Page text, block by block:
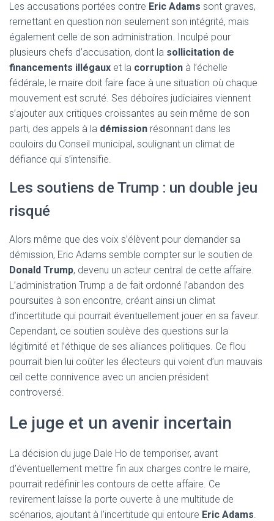
Les accusations portées contre Eric Adams sont graves,
remettant en question non seulement son intégrité, mais
également celle de son administration. Inculpé pour
plusieurs chefs d’accusation, dont la sollicitation de
financements illégaux et la corruption à l’échelle
fédérale, le maire doit faire face à une situation où chaque
mouvement est scruté. Ses déboires judiciaires viennent
s’ajouter aux critiques croissantes au sein même de son
parti, des appels à la démission résonnant dans les
couloirs du Conseil municipal, soulignant un climat de
défiance qui s’intensifie.
Les soutiens de Trump : un double jeu
risqué
Alors même que des voix s’élèvent pour demander sa
démission, Eric Adams semble compter sur le soutien de
Donald Trump, devenu un acteur central de cette affaire.
L’administration Trump a de fait ordonné l’abandon des
poursuites à son encontre, créant ainsi un climat
d’incertitude qui pourrait éventuellement jouer en sa faveur.
Cependant, ce soutien soulève des questions sur la
légitimité et l’éthique de ses alliances politiques. Ce flou
pourrait bien lui coûter les électeurs qui voient d’un mauvais
œil cette connivence avec un ancien président
controversé.
Le juge et un avenir incertain
La décision du juge Dale Ho de temporiser, avant
d’éventuellement mettre fin aux charges contre le maire,
pourrait redéfinir les contours de cette affaire. Ce
revirement laisse la porte ouverte à une multitude de
scénarios, ajoutant à l’incertitude qui entoure Eric Adams.